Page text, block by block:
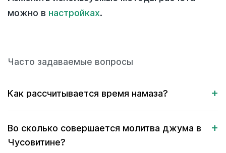
можно в настройках.
Часто задаваемые вопросы
Как рассчитывается время намаза?
Во сколько совершается молитва джума в
Чусовитине?